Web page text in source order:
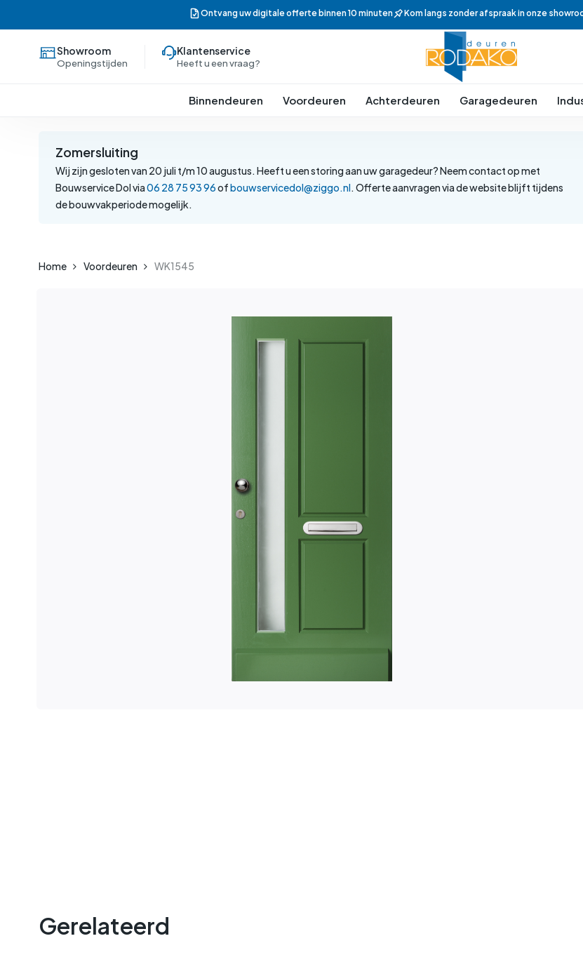
Ontvang uw digitale offerte binnen 10 minuten Kom langs zonder afspraak in onze
Showroom
Openingstijden
Klantenservice
Heeft u een vraag?
Binnendeuren Voordeuren Achterdeuren Garagedeuren
Zomersluiting
Wij zijn gesloten van 20 juli t/m 10 augustus. Heeft u een storing aan uw garagedeur? Neem contact op met
Bouwservice Dol via06 28 75 93 96ofbouwservicedol@ziggo.nl. Offerte aanvragen via de website blijft tijdens
de bouwvakperiode mogelijk.
Home Voordeuren WK1545
Gerelateerd